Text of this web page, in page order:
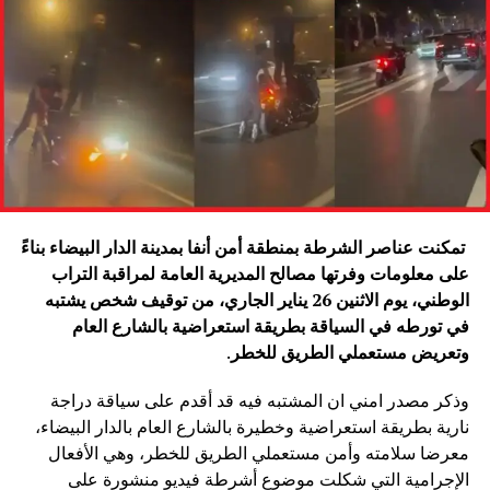
تمكنت عناصر الشرطة بمنطقة أمن أنفا بمدينة الدار البيضاء بناءً
على معلومات وفرتها مصالح المديرية العامة لمراقبة التراب
الوطني، يوم الاثنين 26 يناير الجاري، من توقيف شخص يشتبه
في تورطه في السياقة بطريقة استعراضية بالشارع العام
وتعريض مستعملي الطريق للخطر .
وذكر مصدر امني ان المشتبه فيه قد أقدم على سياقة دراجة
نارية بطريقة استعراضية وخطيرة بالشارع العام بالدار البيضاء،
معرضا سلامته وأمن مستعملي الطريق للخطر، وهي الأفعال
الإجرامية التي شكلت موضوع أشرطة فيديو منشورة على